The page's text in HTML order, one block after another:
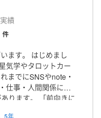
績
件
ます。
はじめまし
気学やタロットカー
までにSNSやnote・
仕事・人間関係に関
ります。
「前向きに
5年